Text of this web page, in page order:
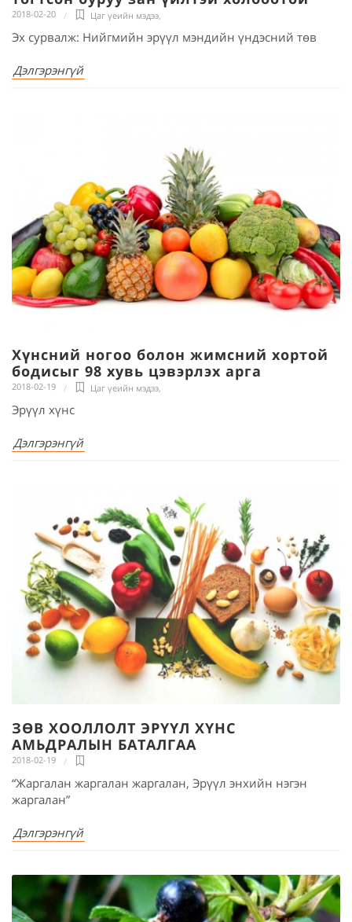
2018-02-20 Цаг үеийн мэдээ,
Эх сурвалж: Нийгмийн эрүүл мэндийн үндэсний төв
Дэлгэрэнгүй
Хүнсний ногоо болон жимсний хортой
бодисыг 98 хувь цэвэрлэх арга
2018-02-19 Цаг үеийн мэдээ,
Эрүүл хүнс
Дэлгэрэнгүй
ЗӨВ ХООЛЛОЛТ ЭРҮҮЛ ХҮНС
АМЬДРАЛЫН БАТАЛГАА
2018-02-19
“Жаргалан жаргалан жаргалан, Эрүүл энхийн нэгэн
жаргалан”
Дэлгэрэнгүй